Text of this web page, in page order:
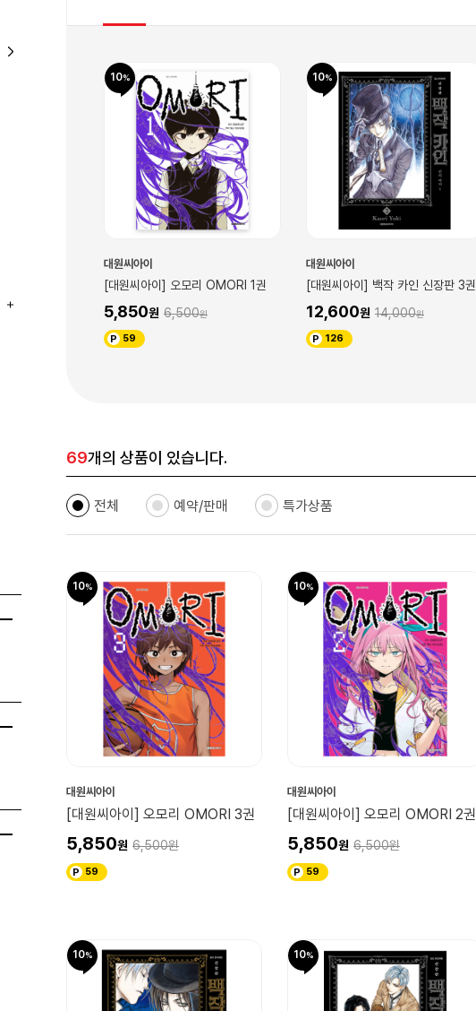
10
대원씨아이
[대원씨아이] 오모리 OMORI 1권
5,850 6,500
59
10
대원씨아이
[대원씨아이] 백작 카인 신장판 3권
12,600 14,000
126
69개의 상품이 있습니다.
전체 예약/판매 특가상품
10
대원씨아이
[대원씨아이] 오모리 OMORI 3권
5,850 6,500
59
10
대원씨아이
[대원씨아이] 오모리 OMORI 2권
5,850 6,500
59
10 10